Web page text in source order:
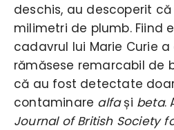
deschis, au descoperit
milimetri de plumb. Fiind
cadavrul lui Marie Curie
rămăsese remarcabil de
că au fost detectate
contaminare alfași beta.
Journal of British Society